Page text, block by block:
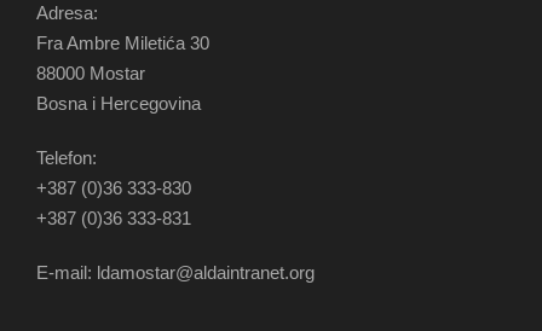
Adresa:
Fra Ambre Miletića 30
88000 Mostar
Bosna i Hercegovina
Telefon:
+387 (0)36 333-830
+387 (0)36 333-831
E-mail: ldamostar@aldaintranet.org